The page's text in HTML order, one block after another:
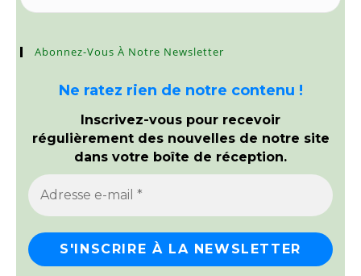
Abonnez-Vous À Notre Newsletter
Ne ratez rien de notre contenu !
Inscrivez-vous pour recevoir
régulièrement des nouvelles de notre site
dans votre boîte de réception.